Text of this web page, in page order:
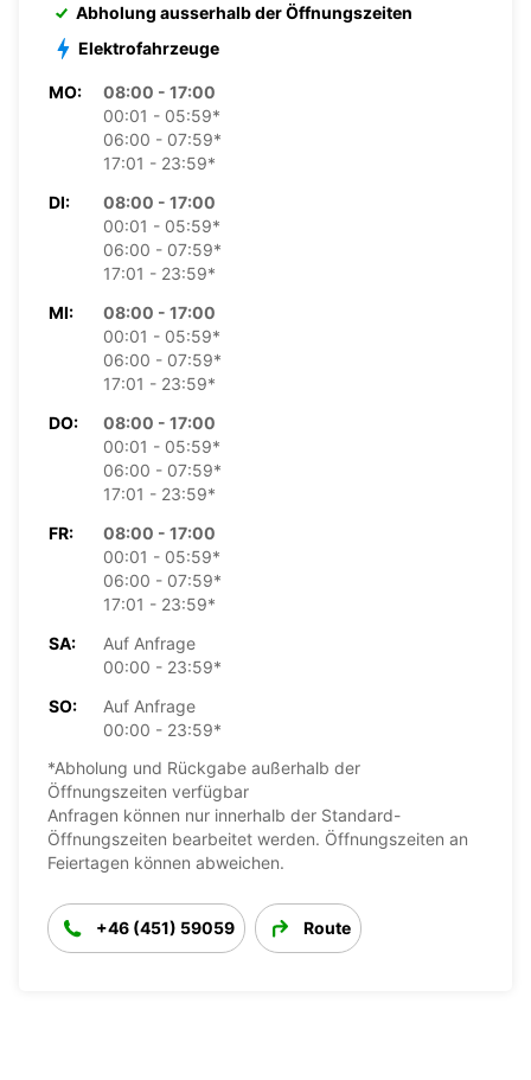
Abholung ausserhalb der Öffnungszeiten
Elektrofahrzeuge
MO:
08:00 - 17:00
00:01 - 05:59*
06:00 - 07:59*
17:01 - 23:59*
DI:
08:00 - 17:00
00:01 - 05:59*
06:00 - 07:59*
17:01 - 23:59*
MI:
08:00 - 17:00
00:01 - 05:59*
06:00 - 07:59*
17:01 - 23:59*
DO:
08:00 - 17:00
00:01 - 05:59*
06:00 - 07:59*
17:01 - 23:59*
FR:
08:00 - 17:00
00:01 - 05:59*
06:00 - 07:59*
17:01 - 23:59*
SA:
Auf Anfrage
00:00 - 23:59*
SO:
Auf Anfrage
00:00 - 23:59*
*Abholung und Rückgabe außerhalb der
Öffnungszeiten verfügbar
Anfragen können nur innerhalb der Standard-
Öffnungszeiten bearbeitet werden. Öffnungszeiten an
Feiertagen können abweichen.
+46 (451) 59059 Route